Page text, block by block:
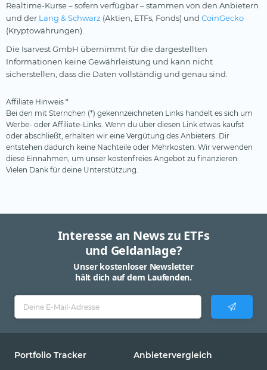
Realtime-Kurse – sofern verfügbar – stammen von den Anbietern
und der Lang & Schwarz (Aktien, ETFs, Fonds) und CoinGecko
(Kryptowährungen).
Die Isarvest GmbH übernimmt für die dargestellten
Informationen keine Gewährleistung und kann nicht
sicherstellen, dass die Daten vollständig und genau sind.
Affiliate Hinweis *
Bei den mit Sternchen (*) gekennzeichneten Links handelt es sich um
Werbe- oder Affiliate-Links. Wenn du über diesen Link etwas kaufst
oder abschließt, erhalten wir eine Vergütung des Anbieters. Dir
entstehen dadurch keine Nachteile oder Mehrkosten. Wir verwenden
diese Einnahmen, um unser kostenfreies Angebot zu finanzieren.
Vielen Dank für deine Unterstützung.
Interesse an News zu ETFs
und Geldanlage?
Unser kostenloser Newsletter
hält dich auf dem Laufenden.
Portfolio Tracker Anbietervergleich